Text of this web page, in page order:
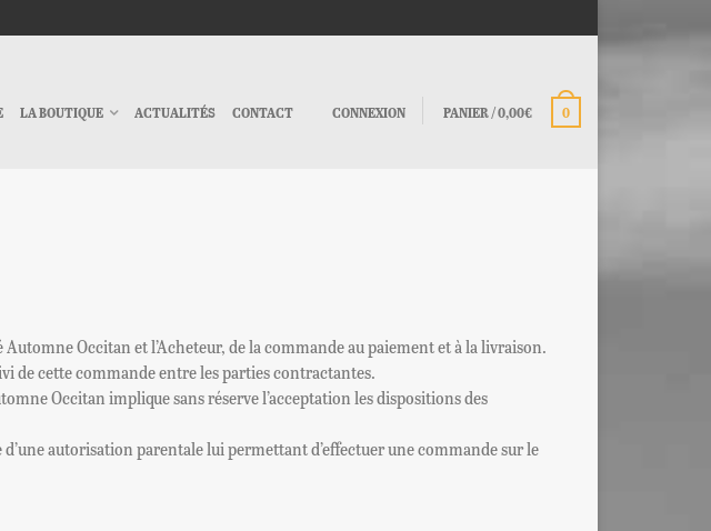
LA BOUTIQUE ACTUALITÉS CONTACT CONNEXION PANIER/0,00€ 0
Occitan et l’Acheteur, de la commande au paiement et à la livraison.
de cette commande entre les parties contractantes.
Occitan implique sans réserve l’acceptation les dispositions des
autorisation parentale lui permettant d’effectuer une commande sur le